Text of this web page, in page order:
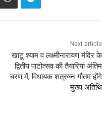
Next article
खाटू श्याम व लक्ष्मीनारायण मंदिर के
द्वितीय पाटोत्सव की तैयारियां अंतिम
चरण में, विधायक शत्रुघ्न गौतम होंगे
मुख्य अतिथि